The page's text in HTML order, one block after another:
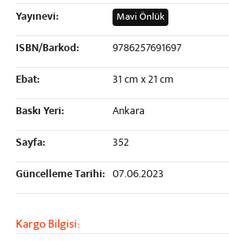
Yayınevi:
Mavi Önlük
ISBN/Barkod:
9786257691697
Ebat:
31 cm x 21 cm
Baskı Yeri:
Ankara
Sayfa:
352
Güncelleme Tarihi: 07.06.2023
Kargo Bilgisi: